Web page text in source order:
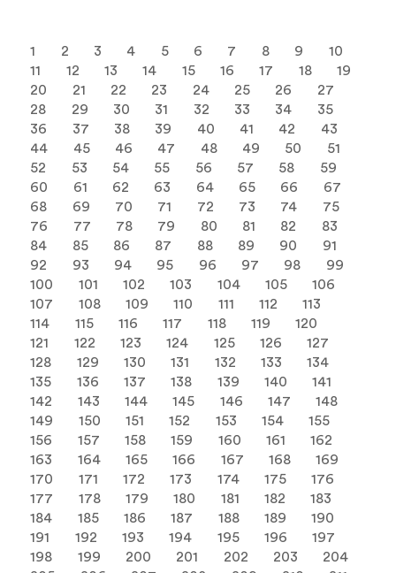
1 2 3 4 5 6 7 8 9
10
11
12 13 14 15 16 17 18
19
20
21 22 23 24 25 26
27
28
29 30 31 32 33 34
35
36
37 38 39 40 41 42
43
44
45 46 47 48 49 50
51
52
53 54 55 56 57 58
59
60
61 62 63 64 65 66
67
68
69 70 71 72 73 74
75
76
77 78 79 80 81 82
83
84
85 86 87 88 89 90
91
92
93 94 95 96 97 98
99
100
101 102 103 104 105
106
107
108 109 110 111 112
113
114
115 116 117 118 119
120
121
122 123 124 125 126
127
128
129 130 131 132 133
134
135
136 137 138 139 140
141
142
143 144 145 146 147
148
149
150 151 152 153 154
155
156
157 158 159 160 161
162
163
164 165 166 167 168
169
170
171 172 173 174 175
176
177
178 179 180 181 182
183
184
185 186 187 188 189
190
191
192 193 194 195 196
197
198
199 200 201 202 203
204